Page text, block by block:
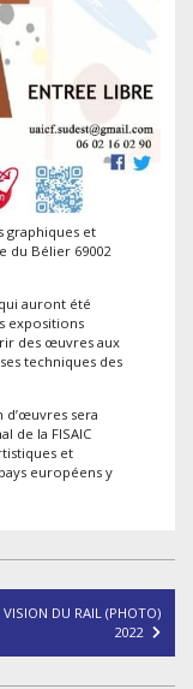
graphiques et
du Bélier 69002
auront été
expositions
des œuvres aux
techniques des
d’œuvres sera
de la FISAIC
et
européens y
VISION DU RAIL (PHOTO)
2022